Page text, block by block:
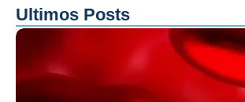
Ultimos Posts